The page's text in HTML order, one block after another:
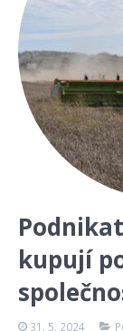
kupují
31. 5. 2024